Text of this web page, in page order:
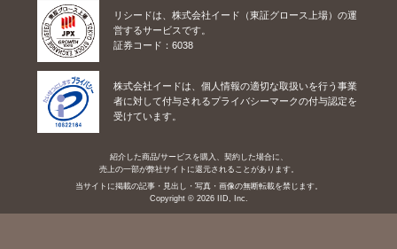
リシードは、株式会社イード（東証グロース上場）の運
営するサービスです。
証券コード：6038
株式会社イードは、個人情報の適切な取扱いを行う事業
者に対して付与されるプライバシーマークの付与認定を
受けています。
紹介した商品/サービスを購入、契約した場合に、
売上の一部が弊社サイトに還元されることがあります。
当サイトに掲載の記事・見出し・写真・画像の無断転載を禁じます。
Copyright © 2026 IID, Inc.